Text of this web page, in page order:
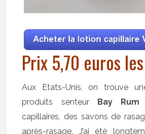
Prix 5,70 euros
Aux Etats-Unis, on trouve
produits senteur Bay Rum
capillaires, des savons de
après-rasage. J’ai été